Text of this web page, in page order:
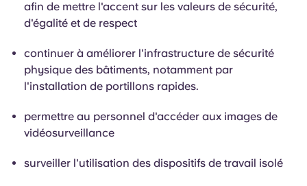
afin de mettre l'accent sur les valeurs de sécurité,
d'égalité et de respect
continuer à améliorer l'infrastructure de sécurité
physique des bâtiments, notamment par
l'installation de portillons rapides.
permettre au personnel d'accéder aux images de
vidéosurveillance
surveiller l'utilisation des dispositifs de travail isolé